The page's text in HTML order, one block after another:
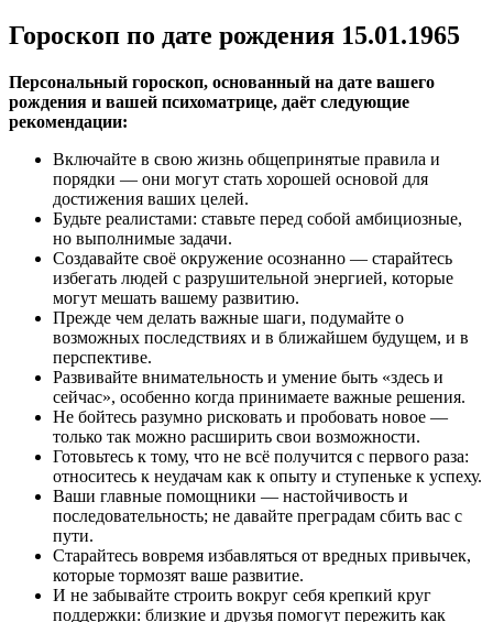
Гороскоп по дате рождения 15.01.1965
Персональный гороскоп, основанный на дате вашего
рождения и вашей психоматрице, даёт следующие
рекомендации:
Включайте в свою жизнь общепринятые правила и
порядки — они могут стать хорошей основой для
достижения ваших целей.
Будьте реалистами: ставьте перед собой амбициозные,
но выполнимые задачи.
Создавайте своё окружение осознанно — старайтесь
избегать людей с разрушительной энергией, которые
могут мешать вашему развитию.
Прежде чем делать важные шаги, подумайте о
возможных последствиях и в ближайшем будущем, и в
перспективе.
Развивайте внимательность и умение быть «здесь и
сейчас», особенно когда принимаете важные решения.
Не бойтесь разумно рисковать и пробовать новое —
только так можно расширить свои возможности.
Готовьтесь к тому, что не всё получится с первого раза:
относитесь к неудачам как к опыту и ступеньке к успеху.
Ваши главные помощники — настойчивость и
последовательность; не давайте преградам сбить вас с
пути.
Старайтесь вовремя избавляться от вредных привычек,
которые тормозят ваше развитие.
И не забывайте строить вокруг себя крепкий круг
поддержки: близкие и друзья помогут пережить как